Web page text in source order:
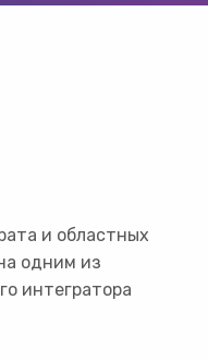
и областных
одним из
интегратора